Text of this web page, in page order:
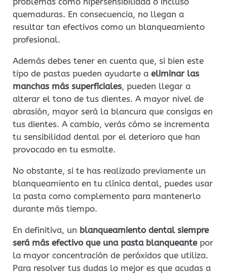
quemaduras. En consecuencia, no llegan a
resultar tan efectivos como un blanqueamiento
profesional.
Además debes tener en cuenta que, si bien este
tipo de pastas pueden ayudarte a eliminar las
manchas más superficiales, pueden llegar a
alterar el tono de tus dientes. A mayor nivel de
abrasión, mayor será la blancura que consigas en
tus dientes. A cambio, verás cómo se incrementa
tu sensibilidad dental por el deterioro que han
provocado en tu esmalte.
No obstante, si te has realizado previamente un
blanqueamiento en tu clínica dental, puedes usar
la pasta como complemento para mantenerlo
durante más tiempo.
En definitiva, un blanqueamiento dental siempre
será más efectivo que una pasta blanqueantepor
la mayor concentración de peróxidos que utiliza.
Para resolver tus dudas lo mejor es que acudas a